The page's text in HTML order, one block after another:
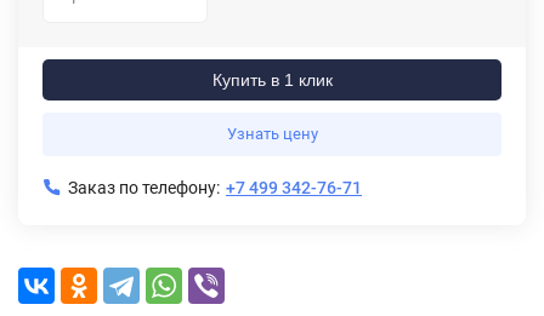
Купить в 1 клик
Узнать цену
Заказ по телефону: +7 499 342-76-71